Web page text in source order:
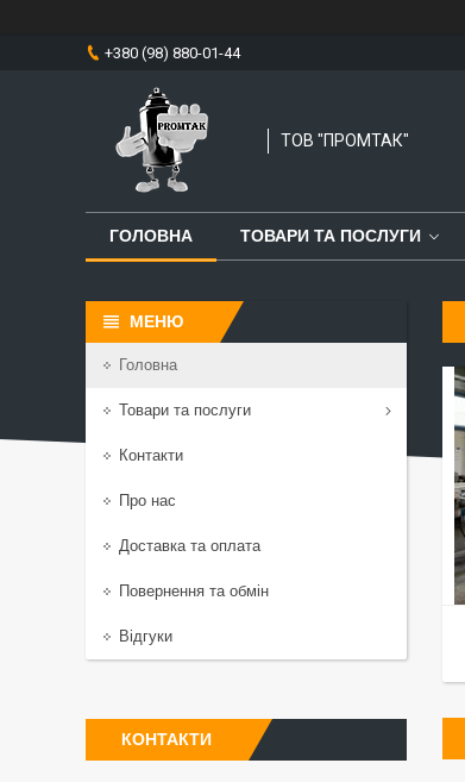
+380 (98) 880-01-44
ТОВ "ПРОМТАК"
ГОЛОВНА ТОВАРИ ТА ПОСЛУГИ
Головна
Товари та послуги
Контакти
Про нас
Доставка та оплата
Повернення та обмін
Відгуки
КОНТАКТИ